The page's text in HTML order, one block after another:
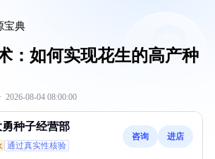
宝典
：如何实现花生的高产种
· 2026-08-04 08:00:00
种子经营部
通过真实性核验
咨询 进店